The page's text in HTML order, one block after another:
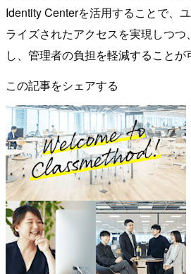
Identity Centerを活用することで、
ライズされたアクセスを実現しつ
し、管理者の負担を軽減することが
この記事をシェアする